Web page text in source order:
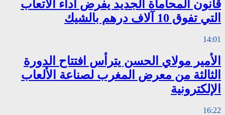
قانون المحاماة الجديد يفرض أداء الأتعاب
التي تفوق 10 آلاف درهم بالشيك
14:01
الأمير مولاي الحسن يترأس افتتاح الدورة
الثالثة من معرض المغرب لصناعة الألعاب
الإلكترونية
16:22